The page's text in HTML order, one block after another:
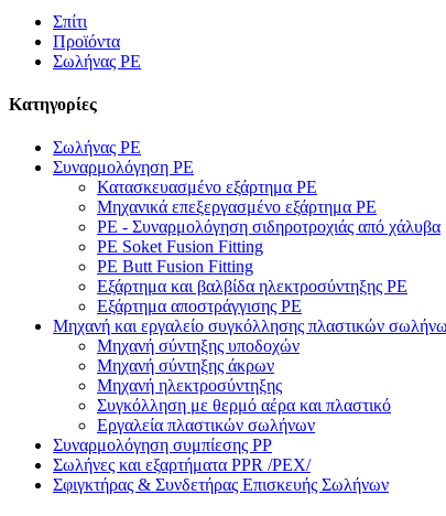
Σπίτι
Προϊόντα
Σωλήνας PE
Κατηγορίες
Σωλήνας PE
Συναρμολόγηση PE
Κατασκευασμένο εξάρτημα PE
Μηχανικά επεξεργασμένο εξάρτημα PE
PE - Συναρμολόγηση σιδηροτροχιάς από χάλυβα
PE Soket Fusion Fitting
PE Butt Fusion Fitting
Εξάρτημα και βαλβίδα ηλεκτροσύντηξης PE
Εξάρτημα αποστράγγισης PE
Μηχανή και εργαλείο συγκόλλησης πλαστικών
Μηχανή σύντηξης υποδοχών
Μηχανή σύντηξης άκρων
Μηχανή ηλεκτροσύντηξης
Συγκόλληση με θερμό αέρα και πλαστικό
Εργαλεία πλαστικών σωλήνων
Συναρμολόγηση συμπίεσης PP
Σωλήνες και εξαρτήματα PPR /PEX/
Σφιγκτήρας & Συνδετήρας Επισκευής Σωλήνων